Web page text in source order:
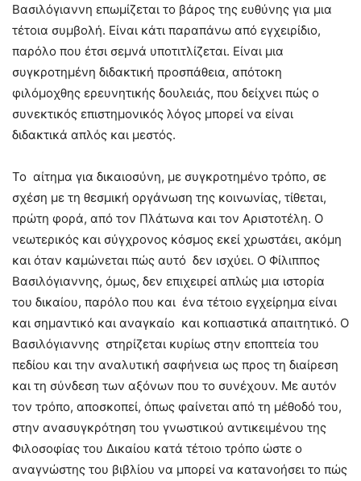
Βασιλόγιαννη επωμίζεται το βάρος της ευθύνης για μια
τέτοια συμβολή. Είναι κάτι παραπάνω από εγχειρίδιο,
παρόλο που έτσι σεμνά υποτιτλίζεται. Είναι μια
συγκροτημένη διδακτική προσπάθεια, απότοκη
φιλόμοχθης ερευνητικής δουλειάς, που δείχνει πώς ο
συνεκτικός επιστημονικός λόγος μπορεί να είναι
διδακτικά απλός και μεστός.
Το αίτημα για δικαιοσύνη, με συγκροτημένο τρόπο, σε
σχέση με τη θεσμική οργάνωση της κοινωνίας, τίθεται,
πρώτη φορά, από τον Πλάτωνα και τον Αριστοτέλη. Ο
νεωτερικός και σύγχρονος κόσμος εκεί χρωστάει, ακόμη
και όταν καμώνεται πώς αυτό δεν ισχύει. Ο Φίλιππος
Βασιλόγιαννης, όμως, δεν επιχειρεί απλώς μια ιστορία
του δικαίου, παρόλο που και ένα τέτοιο εγχείρημα είναι
και σημαντικό και αναγκαίο και κοπιαστικά απαιτητικό. Ο
Βασιλόγιαννης στηρίζεται κυρίως στην εποπτεία του
πεδίου και την αναλυτική σαφήνεια ως προς τη διαίρεση
και τη σύνδεση των αξόνων που το συνέχουν. Με αυτόν
τον τρόπο, αποσκοπεί, όπως φαίνεται από τη μέθοδό του,
στην ανασυγκρότηση του γνωστικού αντικειμένου της
Φιλοσοφίας του Δικαίου κατά τέτοιο τρόπο ώστε ο
αναγνώστης του βιβλίου να μπορεί να κατανοήσει το πώς